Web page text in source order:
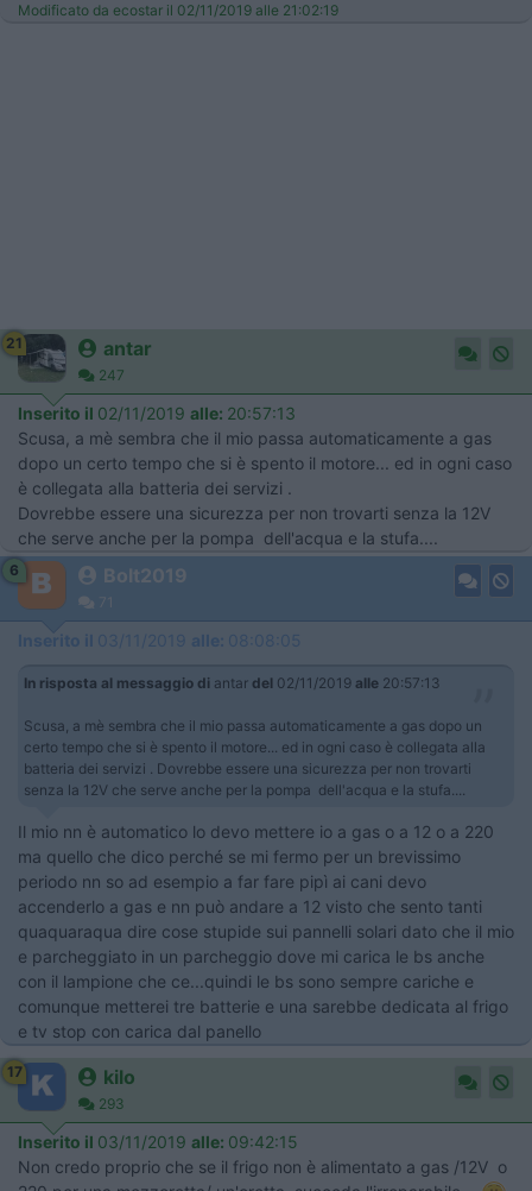
Modificato da ecostar il 02/11/2019 alle 21:02:19
21 antar
247
Inserito il 02/11/2019 alle: 20:57:13
Scusa, a mè sembra che il mio passa automaticamente a gas
dopo un certo tempo che si è spento il motore... ed in ogni caso
è collegata alla batteria dei servizi .
Dovrebbe essere una sicurezza per non trovarti senza la 12V
che serve anche per la pompa dell'acqua e la stufa....
6 Bolt2019
71
Inserito il 03/11/2019 alle: 08:08:05
In risposta al messaggio di antar del 02/11/2019 alle 20:57:13
Scusa, a mè sembra che il mio passa automaticamente a gas dopo un
certo tempo che si è spento il motore... ed in ogni caso è collegata alla
batteria dei servizi . Dovrebbe essere una sicurezza per non trovarti
senza la 12V che serve anche per la pompa dell'acqua e la stufa....
Il mio nn è automatico lo devo mettere io a gas o a 12 o a 220
ma quello che dico perché se mi fermo per un brevissimo
periodo nn so ad esempio a far fare pipì ai cani devo
accenderlo a gas e nn può andare a 12 visto che sento tanti
quaquaraqua dire cose stupide sui pannelli solari dato che il mio
e parcheggiato in un parcheggio dove mi carica le bs anche
con il lampione che ce...quindi le bs sono sempre cariche e
comunque metterei tre batterie e una sarebbe dedicata al frigo
e tv stop con carica dal panello
17 kilo
293
Inserito il 03/11/2019 alle: 09:42:15
Non credo proprio che se il frigo non è alimentato a gas /12V o